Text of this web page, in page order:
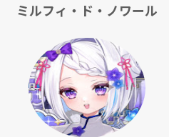
ミルフィ・ド・ノワール